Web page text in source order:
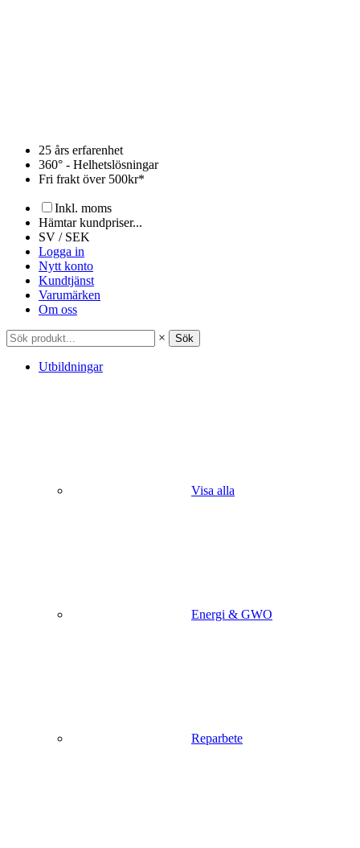
25 års erfarenhet
360° - Helhetslösningar
Fri frakt över 500kr*
Inkl. moms
Hämtar kundpriser...
SV / SEK
Logga in
Nytt konto
Kundtjänst
Varumärken
Om oss
× Sök
Utbildningar
Visa alla
Energi & GWO
Reparbete